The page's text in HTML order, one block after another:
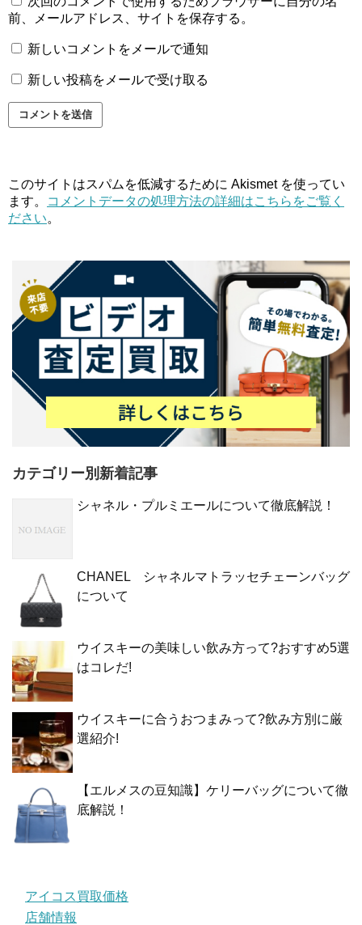
前、メールアドレス、サイトを保存する。
新しいコメントをメールで通知
新しい投稿をメールで受け取る
このサイトはスパムを低減するために Akismet を使ってい
ます。
コメントデータの処理方法の詳細はこちらをご覧く
ださい。
カテゴリー別新着記事
シャネル・プルミエールについて徹底解説！
CHANEL シャネルマトラッセチェーンバッグ
について
ウイスキーの美味しい飲み方って?おすすめ5選
はコレだ!
ウイスキーに合うおつまみって?飲み方別に厳
選紹介!
【エルメスの豆知識】ケリーバッグについて徹
底解説！
アイコス買取価格
店舗情報